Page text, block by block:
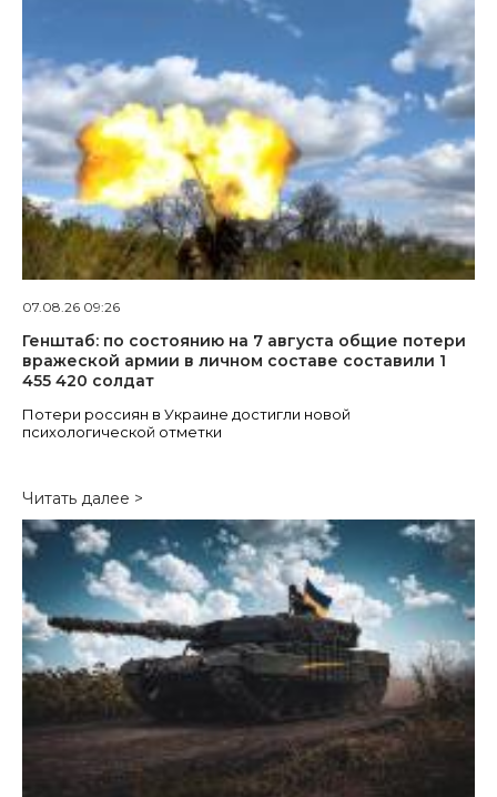
07.08.26 09:26
Генштаб: по состоянию на 7 августа общие потери
вражеской армии в личном составе составили 1
455 420 солдат
Потери россиян в Украине достигли новой
психологической отметки
Читать далее >